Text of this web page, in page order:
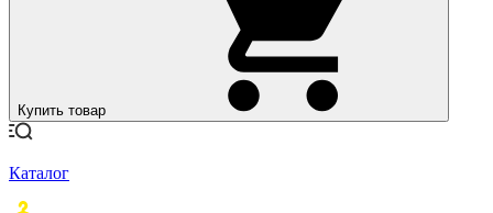
Купить товар
Каталог